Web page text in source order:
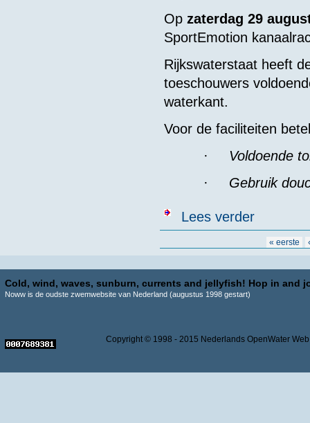
Op zaterdag 29
SportEmotion
Rijkswaterstaat heeft
toeschouwers
waterkant.
Voor de faciliteiten
· Voldoende
· Gebruik
Lees verderover Laatste
« eerste
Cold, wind, waves, sunburn, currents and jellyfish! Hop in and
Noww is de oudste zwemwebsite van Nederland (augustus 1998 gestart)
Copyright © 1998 - 2015 Nederlands OpenWater